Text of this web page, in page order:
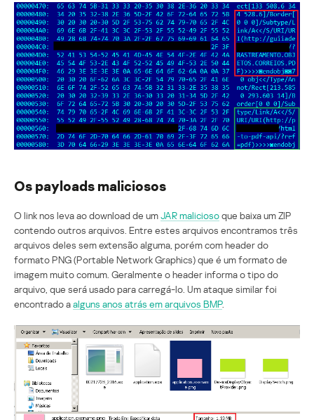
Os payloads maliciosos
O link nos leva ao download de umJAR maliciosoque baixa um ZIP
contendo outros arquivos. Entre estes arquivos encontramos três
arquivos deles sem extensão alguma, porém com header do
formato PNG (Portable Network Graphics) que é um formato de
imagem muito comum. Geralmente o header informa o tipo do
arquivo, que será usado para carregá-lo. Um ataque similar foi
encontrado aalguns anos atrás em arquivos BMP.